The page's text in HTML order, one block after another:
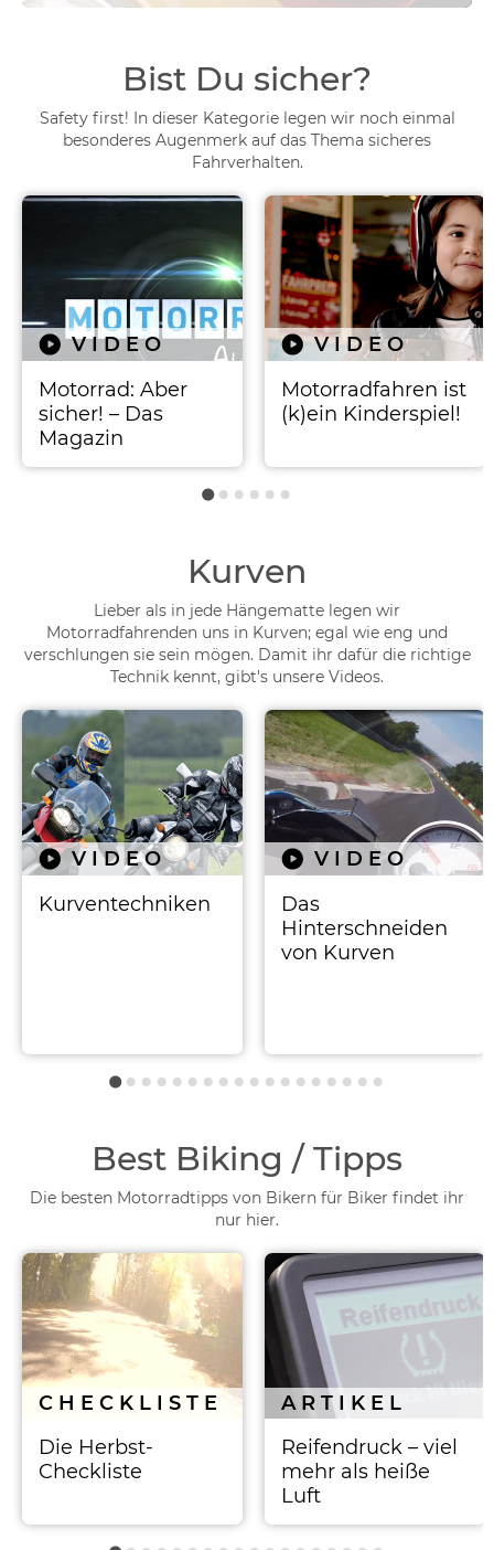
Bist Du sicher?
Safety first! In dieser Kategorie legen wir noch einmal
besonderes Augenmerk auf das Thema sicheres
Fahrverhalten.
VIDEO
Motorrad: Aber
sicher! – Das
Magazin
VIDEO
Motorradfahren ist
(k)ein Kinderspiel!
Kurven
Lieber als in jede Hängematte legen wir
Motorradfahrenden uns in Kurven; egal wie eng und
verschlungen sie sein mögen. Damit ihr dafür die richtige
Technik kennt, gibt's unsere Videos.
VIDEO
Kurventechniken
VIDEO
Das
Hinterschneiden
von Kurven
Best Biking / Tipps
Die besten Motorradtipps von Bikern für Biker findet ihr
nur hier.
CHECKLISTE
Die Herbst-
Checkliste
ARTIKEL
Reifendruck – viel
mehr als heiße
Luft